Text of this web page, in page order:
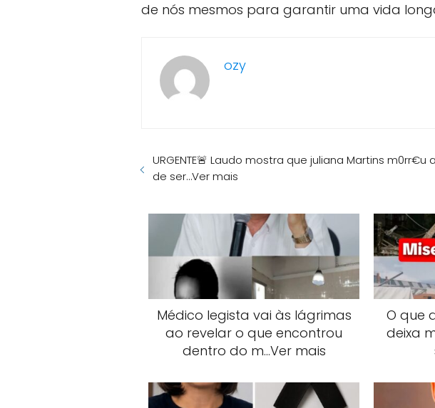
de nós mesmos para garantir uma vida
ozy
URGENTE🚨 Laudo mostra que juliana Martins m0rr€u
de ser…Ver mais
Médico legista vai às lágrimas
ao revelar o que encontrou
dentro do m…Ver mais
O que
deixa